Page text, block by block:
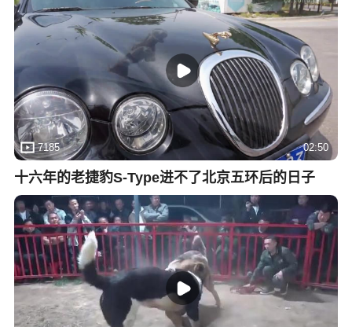
7185 02:50
十六年的老捷豹S-Type进不了北京五环后的日子